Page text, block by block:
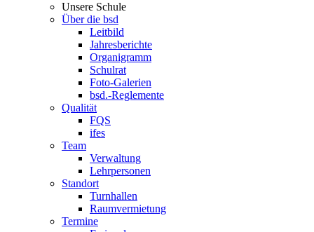
Unsere Schule
Über die bsd
Leitbild
Jahresberichte
Organigramm
Schulrat
Foto-Galerien
bsd.-Reglemente
Qualität
FQS
ifes
Team
Verwaltung
Lehrpersonen
Standort
Turnhallen
Raumvermietung
Termine